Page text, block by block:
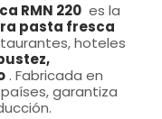
RMN 220 es la
pasta fresca
hoteles
. Fabricada en
garantiza